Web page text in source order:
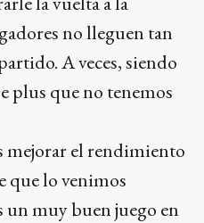
no lleguen tan
A veces, siendo
plus que no tenemos
mejorar el rendimiento
que lo venimos
muy buen juego en